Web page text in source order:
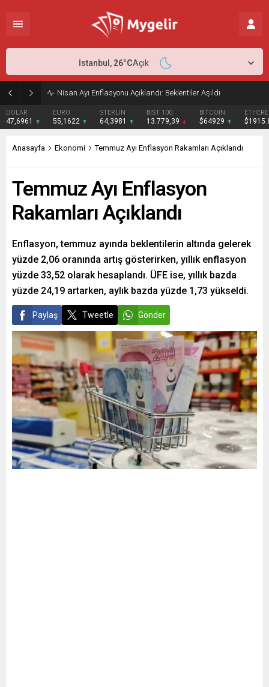
Nisan Ayı Enflasyonu Açıklandı: Beklentiler Aşıldı
DOLAR
47,6961
EURO
55,1622
STERLİN
64,3981
BIST 100
13.779,39
BITCOIN
$64929
İstanbul, 26°CAçık
Anasayfa Ekonomi Temmuz Ayı Enflasyon Rakamları Açıklandı
Temmuz Ayı Enflasyon
Rakamları Açıklandı
Enflasyon, temmuz ayında beklentilerin altında gelerek
yüzde 2,06 oranında artış gösterirken, yıllık enflasyon
yüzde 33,52 olarak hesaplandı. ÜFE ise, yıllık bazda
yüzde 24,19 artarken, aylık bazda yüzde 1,73 yükseldi.
Paylaş Tweetle Gönder